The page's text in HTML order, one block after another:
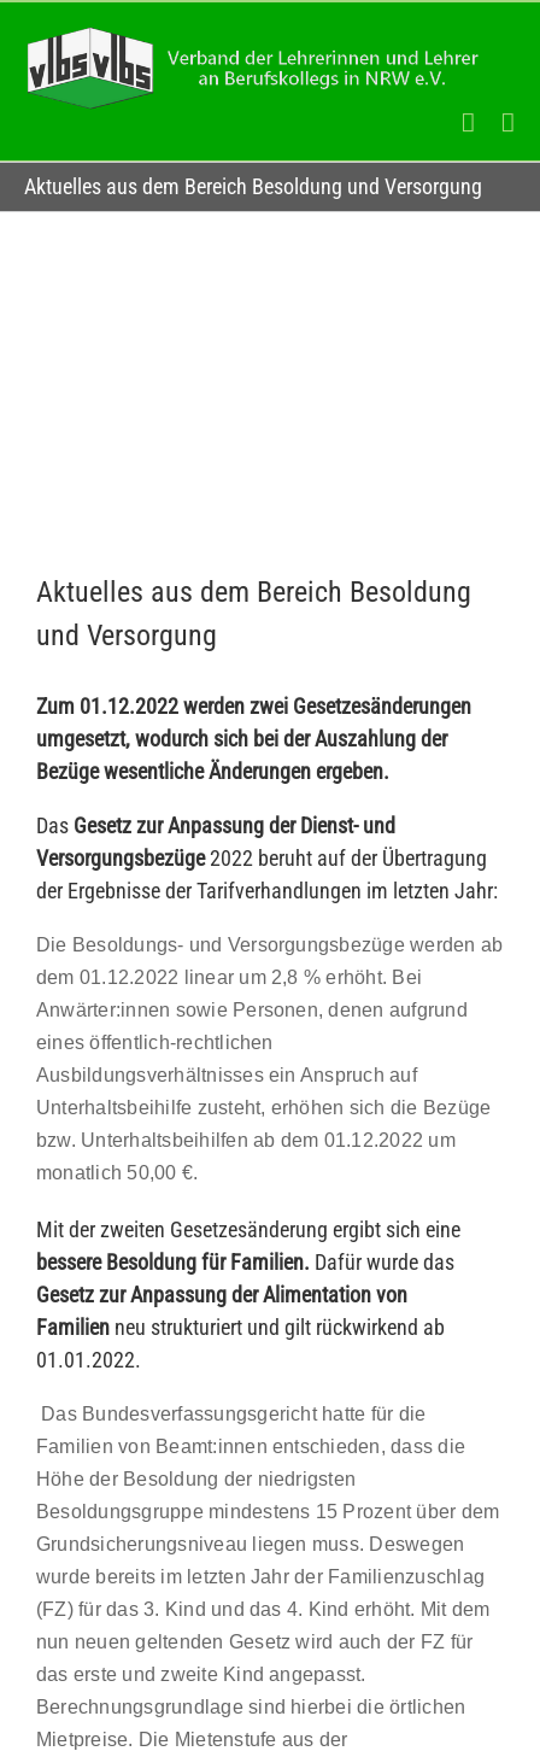
Inhalt
springen
Aktuelles aus dem Bereich Besoldung und Versorgung
Aktuelles aus dem Bereich Besoldung
und Versorgung
Zum 01.12.2022 werden zwei Gesetzesänderungen
umgesetzt, wodurch sich bei der Auszahlung der
Bezüge wesentliche Änderungen ergeben.
Das Gesetz zurAnpassung der Dienst- und
Versorgungsbezüge2022 beruht auf der Übertragung
der Ergebnisse der Tarifverhandlungen im letzten Jahr:
Die Besoldungs- und Versorgungsbezüge werden ab
dem 01.12.2022 linear um 2,8 % erhöht. Bei
Anwärter:innen sowie Personen, denen aufgrund
eines öffentlich-rechtlichen
Ausbildungsverhältnisses ein Anspruch auf
Unterhaltsbeihilfe zusteht, erhöhen sich die Bezüge
bzw. Unterhaltsbeihilfen ab dem 01.12.2022 um
monatlich 50,00 €.
Mit der zweiten Gesetzesänderung ergibt sich eine
bessere Besoldung für Familien. Dafür wurde das
Gesetz zur Anpassung der Alimentation von
Familien neu strukturiert und gilt rückwirkend ab
01.01.2022.
Das Bundesverfassungsgericht hatte für die
Familien von Beamt:innen entschieden, dass die
Höhe der Besoldung der niedrigsten
Besoldungsgruppe mindestens 15 Prozent über dem
Grundsicherungsniveau liegen muss. Deswegen
wurde bereits im letzten Jahr der Familienzuschlag
(FZ) für das 3. Kind und das 4. Kind erhöht. Mit dem
nun neuen geltenden Gesetz wird auch der FZ für
das erste und zweite Kind angepasst.
Berechnungsgrundlage sind hierbei die örtlichen
Mietpreise. Die Mietenstufe aus der